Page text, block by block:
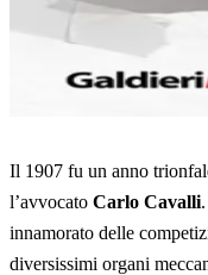
Il 1907 fu un anno
l’avvocato Carlo Cavalli
innamorato delle
diversissimi organi